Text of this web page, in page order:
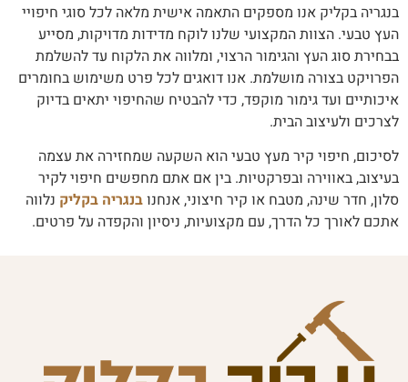
בנגריה בקליק אנו מספקים התאמה אישית מלאה לכל סוגי חיפויי
העץ טבעי. הצוות המקצועי שלנו לוקח מדידות מדויקות, מסייע
בבחירת סוג העץ והגימור הרצוי, ומלווה את הלקוח עד להשלמת
הפרויקט בצורה מושלמת. אנו דואגים לכל פרט משימוש בחומרים
איכותיים ועד גימור מוקפד, כדי להבטיח שהחיפוי יתאים בדיוק
לצרכים ולעיצוב הבית.
לסיכום, חיפוי קיר מעץ טבעי הוא השקעה שמחזירה את עצמה
בעיצוב, באווירה ובפרקטיות. בין אם אתם מחפשים חיפוי לקיר
סלון, חדר שינה, מטבח או קיר חיצוני, אנחנובנגריה בקליק נלווה
אתכם לאורך כל הדרך, עם מקצועיות, ניסיון והקפדה על פרטים.